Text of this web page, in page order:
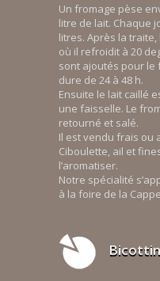
Un fromage pèse
litre de lait. Chaque
litres. Après la
où il refroidit à 20
sont ajoutés pour le
dure de 24 à 48 h.
Ensuite le lait caillé
une faisselle. Le
retourné et salé.
Il est vendu frais ou
Ciboulette, ail et
l’aromatiser.
Notre spécialité
à la foire de la